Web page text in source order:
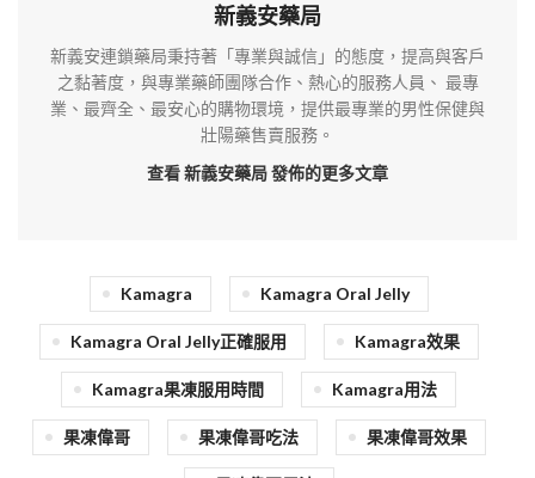
新義安藥局
新義安連鎖藥局秉持著「專業與誠信」的態度，提高與客戶
之黏著度，與專業藥師團隊合作、熱心的服務人員、 最專
業、最齊全、最安心的購物環境，提供最專業的男性保健與
壯陽藥售賣服務。
查看 新義安藥局發佈的更多文章
Kamagra Kamagra Oral Jelly
Kamagra Oral Jelly正確服用 Kamagra效果
Kamagra果凍服用時間 Kamagra用法
果凍偉哥 果凍偉哥吃法 果凍偉哥效果